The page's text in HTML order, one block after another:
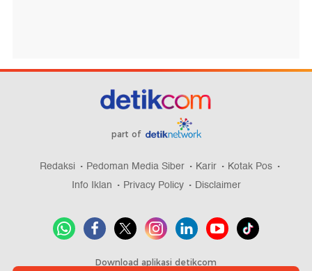
part of
Redaksi Pedoman Media Siber Karir
Kotak Pos
Info Iklan
Privacy Policy Disclaimer
Download aplikasi detikcom